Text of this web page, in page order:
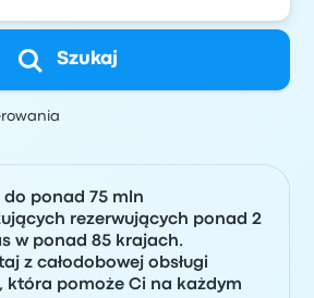
Szukaj
do ponad 75 mln
rezerwujących ponad 2
w ponad 85 krajach.
z całodobowej obsługi
która pomoże Ci na każdym